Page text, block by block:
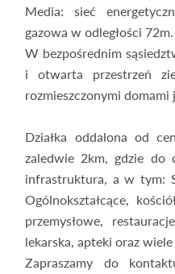
Media: sieć
gazowa w odległości 72m.
W bezpośrednim
i otwarta przestrzeń
rozmieszczonymi domami
Działka oddalona od
zaledwie 2km, gdzie do
infrastruktura, a w tym:
Ogólnokształcące,
przemysłowe,
lekarska, apteki oraz
Zapraszamy do